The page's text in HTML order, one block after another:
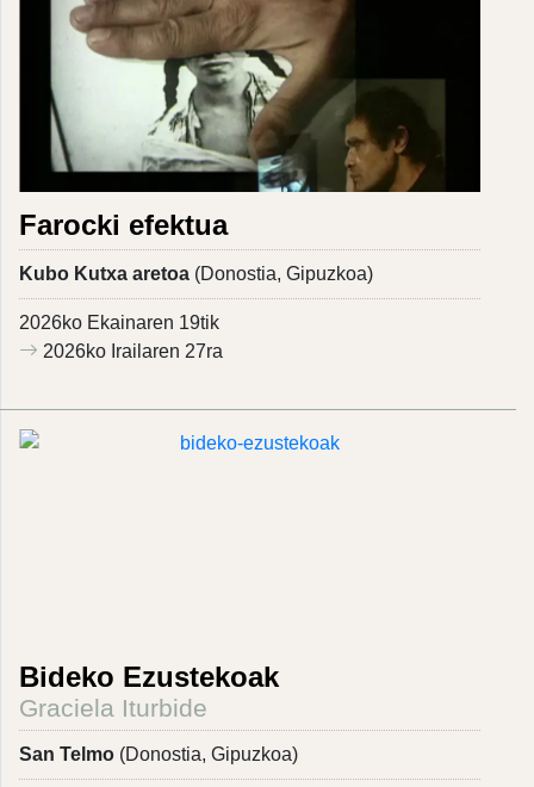
Farocki efektua
Kubo Kutxa aretoa (Donostia, Gipuzkoa)
2026ko Ekainaren 19tik
2026ko Irailaren 27ra
Bideko Ezustekoak
Graciela Iturbide
San Telmo (Donostia, Gipuzkoa)